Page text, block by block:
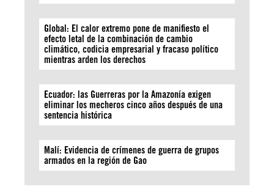
Global: El calor extremo pone de manifiesto el
efecto letal de la combinación de cambio
climático, codicia empresarial y fracaso político
mientras arden los derechos
Ecuador: las Guerreras por la Amazonía exigen
eliminar los mecheros cinco años después de una
sentencia histórica
Malí: Evidencia de crímenes de guerra de grupos
armados en la región de Gao